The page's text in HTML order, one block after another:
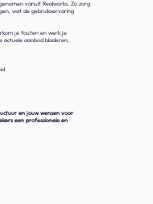
vanuit Realworks. Zo zorg
wat de gebruikservaring
je fouten en werk je
actuele aanbod bladeren,
en jouw wensen voor
een professionele en